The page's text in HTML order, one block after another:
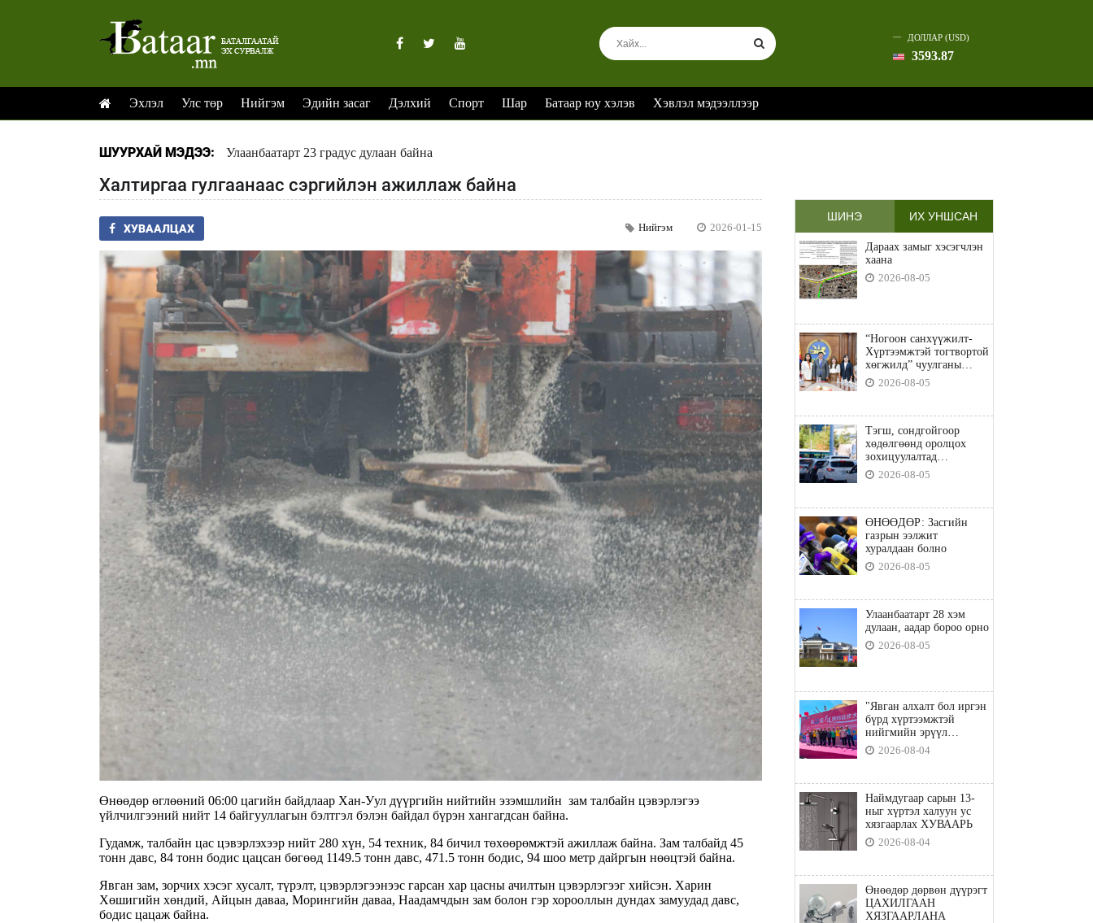
ДОЛЛАР (USD)
3593.87
Эхлэл Улс төр Нийгэм Эдийн засаг Дэлхий Спорт Шар Батаар юу хэлэв Хэвлэл мэдээллээр
ШУУРХАЙ МЭДЭЭ: Улаанбаатарт 23 градус дулаан байна
Халтиргаа гулгаанаас сэргийлэн ажиллаж байна
ХУВААЛЦАХ Нийгэм 2026-01-15
Өнөөдөр өглөөний 06:00 цагийн байдлаар Хан-Уул дүүргийн нийтийн эзэмшлийн зам талбайн цэвэрлэгээ
үйлчилгээний нийт 14 байгууллагын бэлтгэл бэлэн байдал бүрэн хангагдсан байна.
Гудамж, талбайн цас цэвэрлэхээр нийт 280 хүн, 54 техник, 84 бичил төхөөрөмжтэй ажиллаж байна. Зам талбайд 45
тонн давс, 84 тонн бодис цацсан бөгөөд 1149.5 тонн давс, 471.5 тонн бодис, 94 шоо метр дайргын нөөцтэй байна.
Явган зам, зорчих хэсэг хусалт, түрэлт, цэвэрлэгээнээс гарсан хар цасны ачилтын цэвэрлэгээг хийсэн. Харин
Хөшигийн хөндий, Айцын даваа, Морингийн даваа, Наадамчдын зам болон гэр хорооллын дундах замуудад давс,
бодис цацаж байна.
ШИНЭ ИХ УНШСАН
Дараах замыг хэсэгчлэн
хаана
2026-08-05
“Ногоон санхүүжилт-
Хүртээмжтэй тогтвортой
хөгжилд” чуулганы
бэлтгэл ажил, зорилго,
хүрэх үр дүнгийн талаар
2026-08-05
Тэгш, сондгойгоор
хөдөлгөөнд оролцох
зохицуулалтад
хамаарахгүй тээврийн
хэрэгслүүд
2026-08-05
ӨНӨӨДӨР: Засгийн
газрын ээлжит
хуралдаан болно
2026-08-05
Улаанбаатарт 28 хэм
дулаан, аадар бороо орно
2026-08-05
"Явган алхалт бол иргэн
бүрд хүртээмжтэй
нийгмийн эрүүл
мэндийн бодлого"
2026-08-04
Наймдугаар сарын 13-
ныг хүртэл халуун ус
хязгаарлах ХУВААРЬ
2026-08-04
Өнөөдөр дөрвөн дүүрэгт
ЦАХИЛГААН
ХЯЗГААРЛАНА